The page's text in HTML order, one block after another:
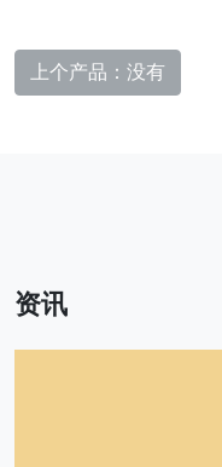
上个产品：没有
资讯